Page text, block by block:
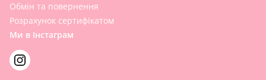
Обмін та повернення
Розрахунок сертифікатом
Ми в Інстаграм